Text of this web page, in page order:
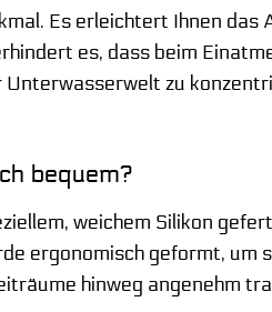
Es erleichtert Ihnen das
es, dass beim
zu
bequem?
weichem Silikon
ergonomisch geformt, um
hinweg angenehm